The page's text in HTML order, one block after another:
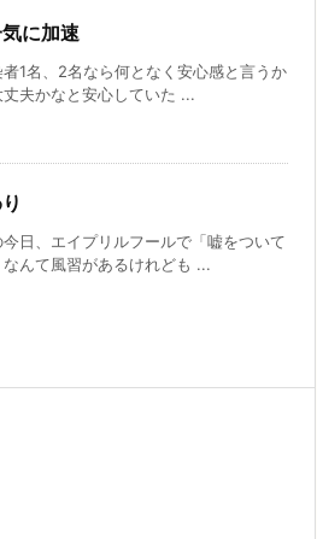
に加速
者1名、2名なら何となく安心感と言うか
丈夫かなと安心していた ...
今日、エイプリルフールで「嘘をついて
なんて風習があるけれども ...